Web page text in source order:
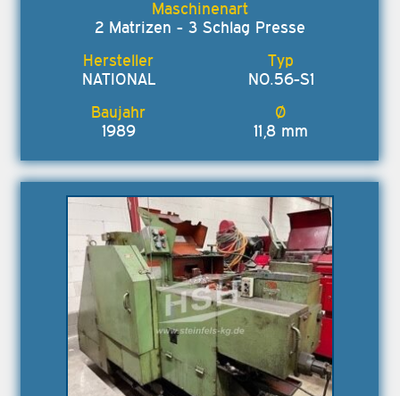
2 Matrizen - 3 Schlag Presse
NATIONAL NO.56-S1
1989 11,8 mm